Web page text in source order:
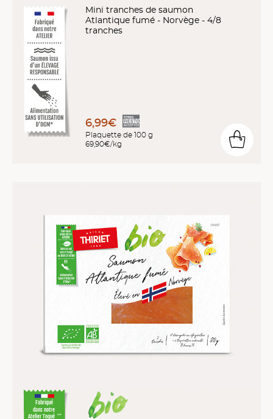
Mini tranches de saumon
Atlantique fumé - Norvège - 4/8
tranches
6,99€
Plaquette de 100 g
69,90€/kg
Fabriqué
dans notre
Atelier Toqué
™*